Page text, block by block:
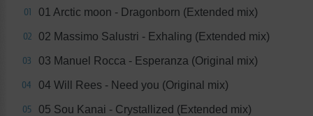
01 01 Arctic moon - Dragonborn (Extended mix)
02 02 Massimo Salustri - Exhaling (Extended mix)
03 03 Manuel Rocca - Esperanza (Original mix)
04 04 Will Rees - Need you (Original mix)
05 05 Sou Kanai - Crystallized (Extended mix)